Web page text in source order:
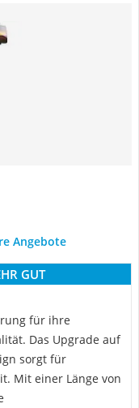
Angebote
GUT
für ihre
Das Upgrade auf
sorgt für
Mit einer Länge von